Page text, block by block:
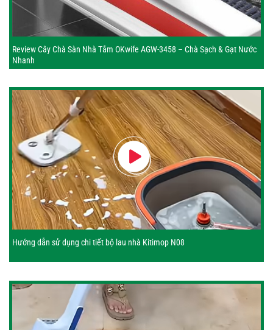
Review Cây Chà Sàn Nhà Tắm OKwife AGW-3458 – Chà Sạch & Gạt Nước
Nhanh
Hướng dẫn sử dụng chi tiết bộ lau nhà Kitimop N08